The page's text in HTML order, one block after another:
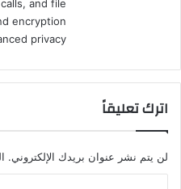
and file
encryption
privacy.
اترك تعليقاً
لن يتم نشر عنوان بريدك الإلكتروني.